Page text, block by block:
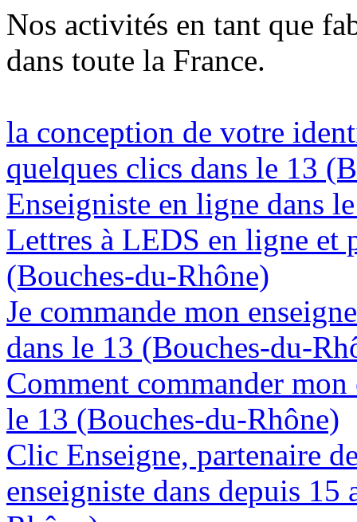
Nos activités en tant que
dans toute la France.
la conception de votre
quelques clics dans le 13
Enseigniste en ligne dans
Lettres à LEDS en ligne et
(Bouches-du-Rhône)
Je commande mon
dans le 13 (Bouches-du-
Comment commander
le 13 (Bouches-du-Rhône)
Clic Enseigne, partenaire
enseigniste dans depuis 15